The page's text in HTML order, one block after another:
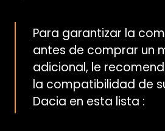
Para garantizar la
antes de comprar un
adicional, le
la compatibilidad de
Dacia en esta lista :